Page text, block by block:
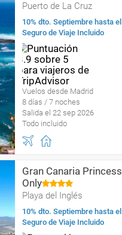
Puerto de La Cruz
10% dto. Septiembre hasta
Seguro de Viaje Incluido
Vuelos desde Madrid
8 días / 7 noches
Salida el 22 sep 2026
Todo incluido
Gran Canaria
Only
Playa del Inglés
10% dto. Septiembre hasta
Seguro de Viaje Incluido